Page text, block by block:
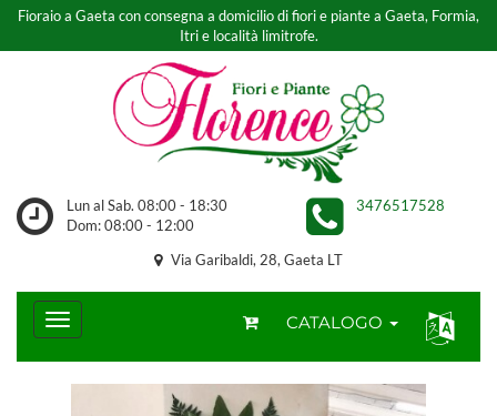
Fioraio a Gaeta con consegna a domicilio di fiori e piante a Gaeta, Formia,
Itri e località limitrofe.
Lun al Sab. 08:00 - 18:30
Dom: 08:00 - 12:00
3476517528
Via Garibaldi, 28, Gaeta LT
CATALOGO